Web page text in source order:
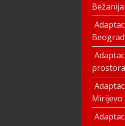
Bežanija
Mirijevo